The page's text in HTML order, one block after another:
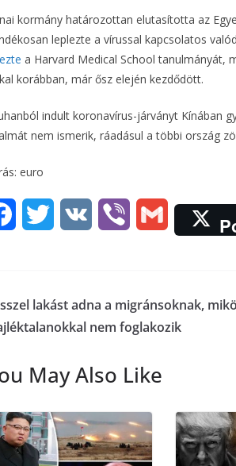
kormány határozottan elutasította az
leplezte a vírussal kapcsolatos
a Harvard Medical School tanulmányát,
korábban, már ősz elején kezdődött.
indult koronavírus-járványt Kínában
nem ismerik, ráadásul a többi ország
euro
e
o
k
t
e
e
i
lakást adna a migránsoknak,
nem foglakozik
May Also Like